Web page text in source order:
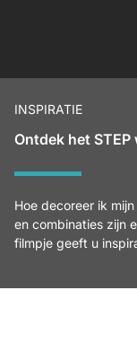
INSPIRATIE
Ontdek het
Hoe decoreer ik
en combinaties zijn
filmpje geeft u